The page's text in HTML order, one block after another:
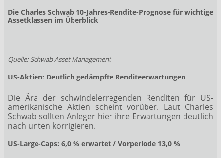
Die Charles Schwab 10-Jahres-Rendite-Prognose für wichtige
Assetklassen im Überblick
Quelle: Schwab Asset Management
US-Aktien: Deutlich gedämpfte Renditeerwartungen
Die Ära der schwindelerregenden Renditen für US-
amerikanische Aktien scheint vorüber. Laut Charles
Schwab sollten Anleger hier ihre Erwartungen deutlich
nach unten korrigieren.
US-Large-Caps: 6,0 % erwartet / Vorperiode 13,0 %